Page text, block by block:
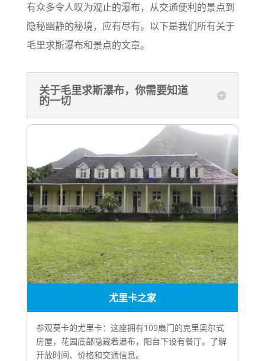
有众多令人叹为观止的瀑布，从交通便利的景点到
隐秘幽静的秘境，应有尽有。以下是我们所有关于
毛里求斯瀑布和景点的文章。
关于毛里求斯瀑布，你需要知道
的一切
尤里卡之家
参观莫卡的尤里卡：这座拥有109扇门的克里奥尔式
房屋，花园底部隐藏着瀑布，阳台下设有餐厅。了解
开放时间、价格和交通信息。